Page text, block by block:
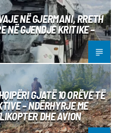
NË GJERMANI, RRETH
NË GJENDJE KRITIKE –
GJATË 10 ORËVE TË
– NDËRHYRJE ME
DHE AVION